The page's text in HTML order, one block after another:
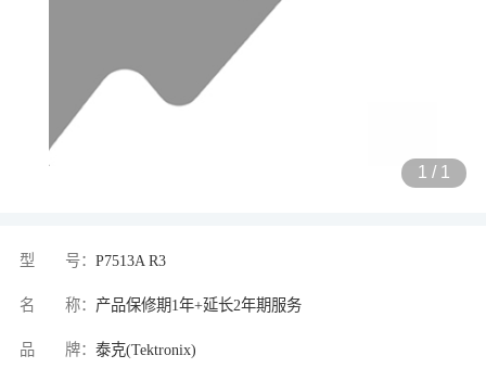
1 / 1
型 号： P7513A R3
名 称： 产品保修期1年+延长2年期服务
品 牌： 泰克(Tektronix)